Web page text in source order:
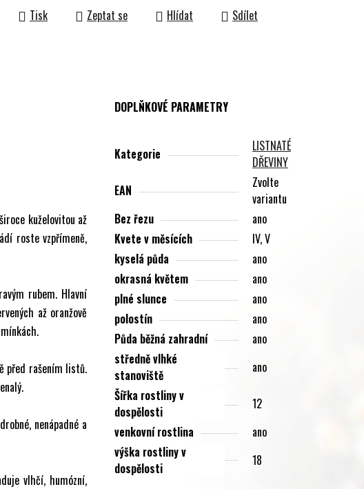
Tisk Zeptat se Hlídat Sdílet
kuželovitou až
roste vzpřímeně,
rubem. Hlavní
až oranžově
před rašením listů.
nenápadné a
vlhčí, humózní,
DOPLŇKOVÉ PARAMETRY
Kategorie
LISTNATÉ
DŘEVINY
EAN
Zvolte
variantu
Bez řezu
ano
Kvete v měsících
IV, V
kyselá půda
ano
okrasná květem
ano
plné slunce
ano
polostín
ano
Půda běžná zahradní
ano
středně vlhké
stanoviště
ano
Šířka rostliny v
dospělosti
12
venkovní rostlina
ano
výška rostliny v
dospělosti
18